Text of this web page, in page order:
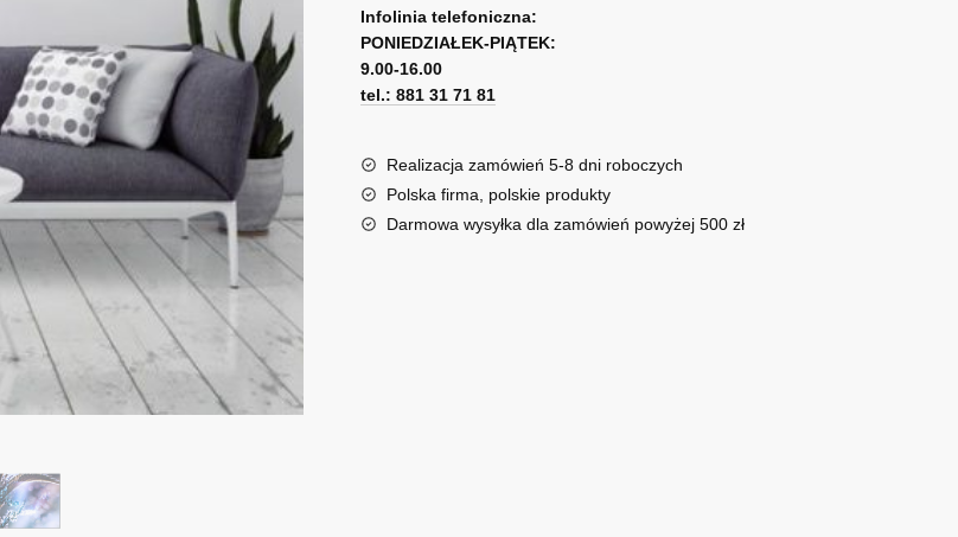
Infolinia telefoniczna:
PONIEDZIAŁEK-PIĄTEK:
9.00-16.00
tel.: 881 31 71 81
Realizacja zamówień 5-8 dni roboczych
Polska firma, polskie produkty
Darmowa wysyłka dla zamówień powyżej 500 zł